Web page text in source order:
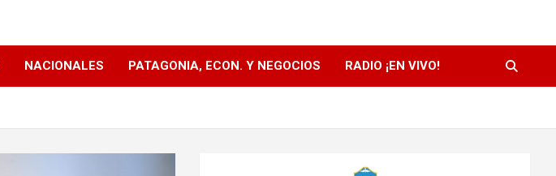
NACIONALES PATAGONIA, ECON. Y NEGOCIOS RADIO ¡EN VIVO!